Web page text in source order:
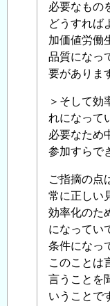
ん
に
よ
る
「Re:
設
業
に
お
け
る
生
産
性
の
定
義
必要なもの
どうすれば
加価値労働
品質になっ
要がありま
＞そして効
れになって
必要なため
参加すらで
ご指摘の点
常に正しい
効率化のた
になってい
条件になっ
このことは
言うことを
いうことで